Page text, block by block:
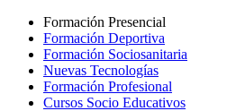
Formación Presencial
Formación Deportiva
Formación Sociosanitaria
Nuevas Tecnologías
Formación Profesional
Cursos Socio Educativos